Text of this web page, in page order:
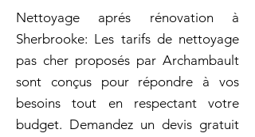
Nettoyage aprés rénovation à
Sherbrooke: Les tarifs de nettoyage
pas cher proposés par Archambault
sont conçus pour répondre à vos
besoins tout en respectant votre
budget. Demandez un devis gratuit